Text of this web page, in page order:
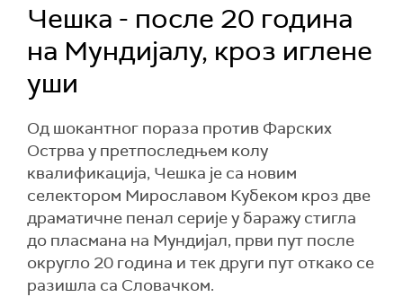
Чешка - после 20 година
на Мундијалу, кроз иглене
уши
Од шокантног пораза против Фарских
Острва у претпоследњем колу
квалификација, Чешка је са новим
селектором Мирославом Кубеком кроз две
драматичне пенал серије у баражу стигла
до пласмана на Мундијал, први пут после
округло 20 година и тек други пут откако се
разишла са Словачком.